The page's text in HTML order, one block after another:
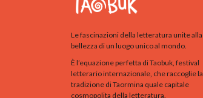
Le fascinazioni della letteratura unite alla
bellezza di un luogo unico al mondo.
È l’equazione perfetta di Taobuk, festival
letterario internazionale, che raccoglie la
tradizione di Taormina quale capitale
cosmopolita della letteratura.